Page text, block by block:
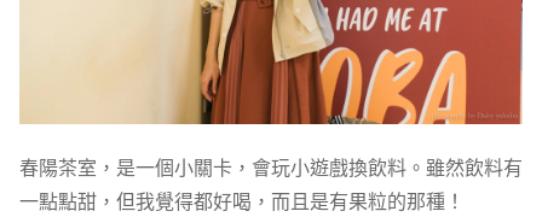
春陽茶室，是一個小關卡，會玩小遊戲換飲料。雖然飲料有
一點點甜，但我覺得都好喝，而且是有果粒的那種！